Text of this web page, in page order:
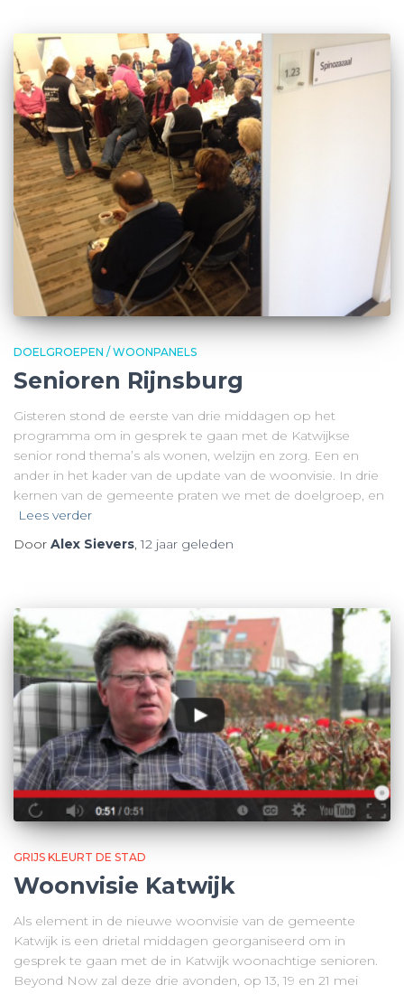
DOELGROEPEN / WOONPANELS
Senioren Rijnsburg
Gisteren stond de eerste van drie middagen op het
programma om in gesprek te gaan met de Katwijkse
senior rond thema’s als wonen, welzijn en zorg. Een en
ander in het kader van de update van de woonvisie. In drie
kernen van de gemeente praten we met de doelgroep, en
Lees verder
Door Alex Sievers,12 jaar geleden
GRIJS KLEURT DE STAD
Woonvisie Katwijk
Als element in de nieuwe woonvisie van de gemeente
Katwijk is een drietal middagen georganiseerd om in
gesprek te gaan met de in Katwijk woonachtige senioren.
Beyond Now zal deze drie avonden, op 13, 19 en 21 mei